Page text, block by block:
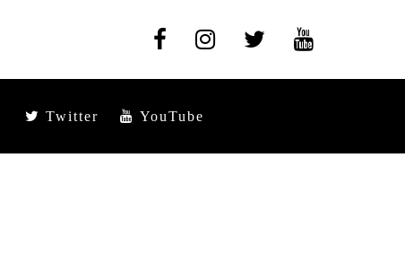
Twitter YouTube